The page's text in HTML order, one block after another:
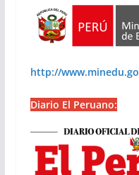
http://
Diario El Peruano: